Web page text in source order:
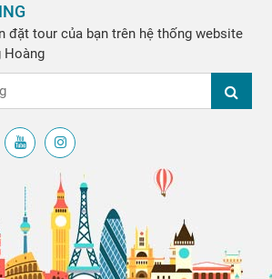
đặt tour của bạn trên hệ thống website
Hoàng